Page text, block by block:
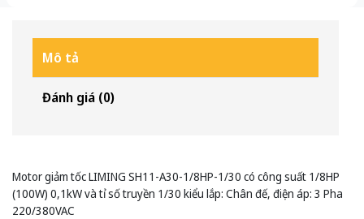
Mô tả
Đánh giá (0)
Motor giảm tốc LIMING SH11-A30-1/8HP-1/30 có công suất 1/8HP
(100W) 0,1kW và tỉ số truyền 1/30 kiểu lắp: Chân đế, điện áp: 3 Pha
220/380VAC